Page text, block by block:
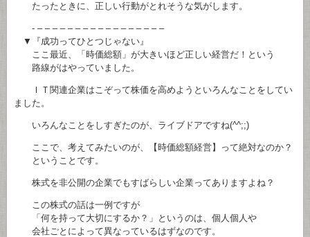
たったときに、正しい行動がとれそうな気がします。
- – – – – – – – – – – – – – – – – –
▼『成功ってひとつじゃない』
ここ最近、「時価総額」が大きいほど正しい経営だ！という
路線がはやっていました。
ＩＴ関連企業はこぞって株価を高めようといろんなことをしてい
ました。
いろんなことをしすぎたのが、ライブドアですね(^^;;)
ここで、考えてみたいのが、【時価総額経営】って絶対なのか？
ということです。
株式を非公開の企業でもすばらしい企業ってありますよね？
この株式の話は一例ですが
「何を持って大切にするか？」というのは、個人個人や
会社ごとによって異なっているはずなのです。